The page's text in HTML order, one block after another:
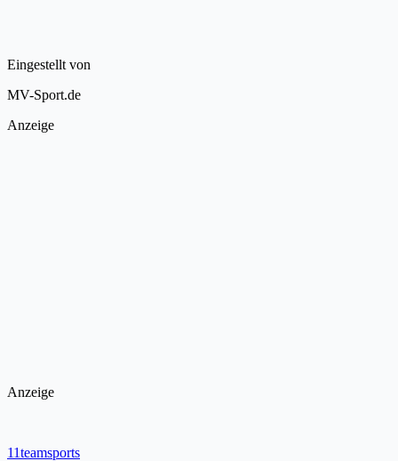
Eingestellt von
MV-Sport.de
Anzeige
Anzeige
11teamsports